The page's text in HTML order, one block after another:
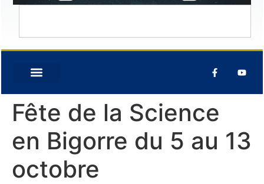
Fête de la Science
en Bigorre du 5 au 13
octobre